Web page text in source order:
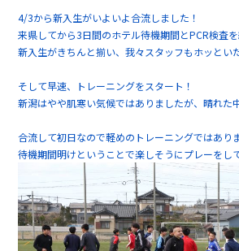
4/3から新入生がいよいよ合流しました！
来県してから3日間のホテル待機期間とPCR検査
新入生がきちんと揃い、我々スタッフもホッとい
そして早速、トレーニングをスタート！
新潟はやや肌寒い気候ではありましたが、晴れた
合流して初日なので軽めのトレーニングではあり
待機期間明けということで楽しそうにプレーをし